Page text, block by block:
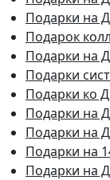
Подарки на
Подарок
Подарки на
Подарки
Подарки ко
Подарки на
Подарки на
Подарки на
Подарки на